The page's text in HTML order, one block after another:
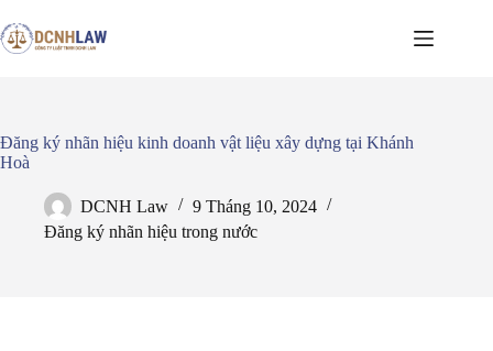
đến
phần
Đăng ký nhãn hiệu kinh doanh vật liệu xây dựng tại Khánh
Hoà
DCNH Law
9 Tháng 10, 2024
Đăng ký nhãn hiệu trong nước